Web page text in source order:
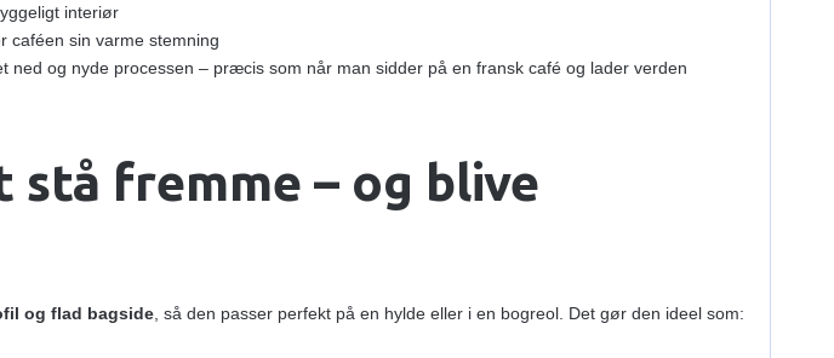
interiør
caféen sin varme stemning
og nyde processen – præcis som når man sidder på en fransk café og lader verden
stå fremme – og blive
og flad bagside, så den passer perfekt på en hylde eller i en bogreol. Det gør den ideel som: